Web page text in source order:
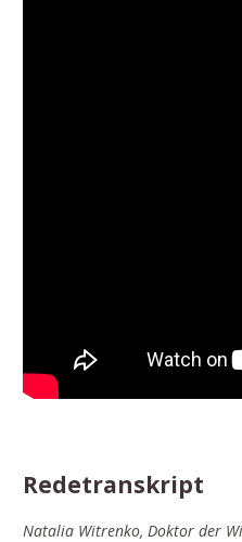
Redetranskript
Natalia Witrenko, Doktor der